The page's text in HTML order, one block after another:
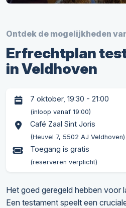
Ontdek de mogelijkheden
Erfrechtplan
in Veldhoven
7 oktober, 19:30 - 21:00
(inloop vanaf 19:00)
Café Zaal Sint Joris
(Heuvel 7, 5502 AJ Veldhoven)
Toegang is gratis
(reserveren verplicht)
Het goed geregeld hebben voor
Een testament speelt een